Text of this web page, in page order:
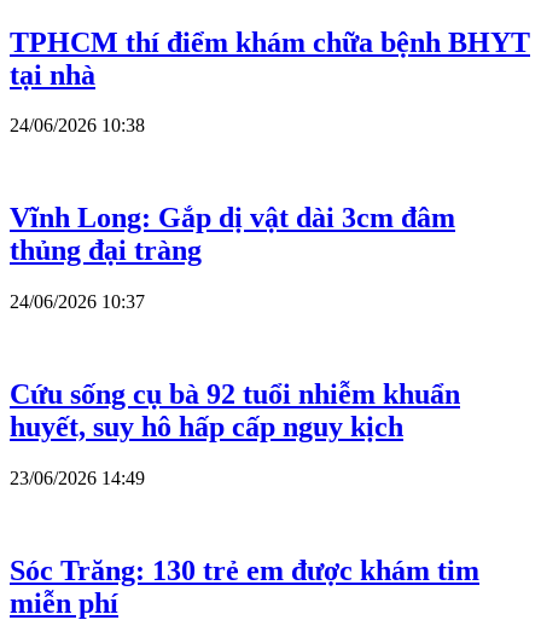
TPHCM thí điểm khám chữa bệnh BHYT
tại nhà
24/06/2026 10:38
Vĩnh Long: Gắp dị vật dài 3cm đâm
thủng đại tràng
24/06/2026 10:37
Cứu sống cụ bà 92 tuổi nhiễm khuẩn
huyết, suy hô hấp cấp nguy kịch
23/06/2026 14:49
Sóc Trăng: 130 trẻ em được khám tim
miễn phí